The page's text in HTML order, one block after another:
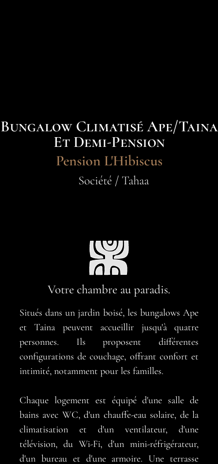
Bungalow Climatisé Ape/Taina
Et Demi-Pension
Pension L'Hibiscus
Société / Tahaa
Votre chambre au paradis.
Situés dans un jardin boisé, les bungalows Ape
et Taina peuvent accueillir jusqu'à quatre
personnes. Ils proposent différentes
configurations de couchage, offrant confort et
intimité, notamment pour les familles.
Chaque logement est équipé d'une salle de
bains avec WC, d'un chauffe-eau solaire, de la
climatisation et d'un ventilateur, d'une
télévision, du Wi-Fi, d'un mini-réfrigérateur,
d'un bureau et d'une armoire. Une terrasse